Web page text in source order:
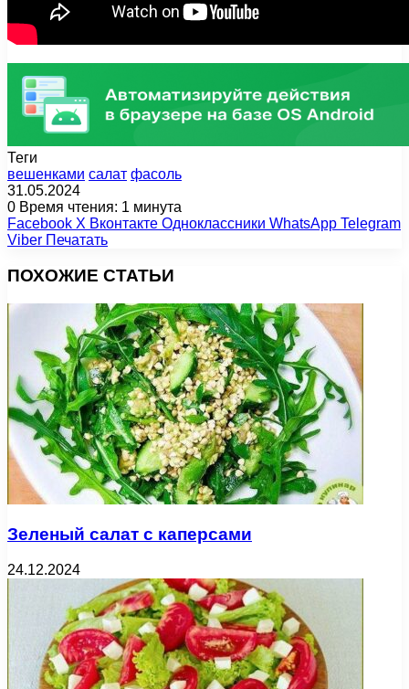
Теги
вешенками салат фасоль
31.05.2024
0 Время чтения: 1 минута
Facebook X Вконтакте Одноклассники WhatsApp Telegram
Viber Печатать
ПОХОЖИЕ СТАТЬИ
Зеленый салат с каперсами
24.12.2024